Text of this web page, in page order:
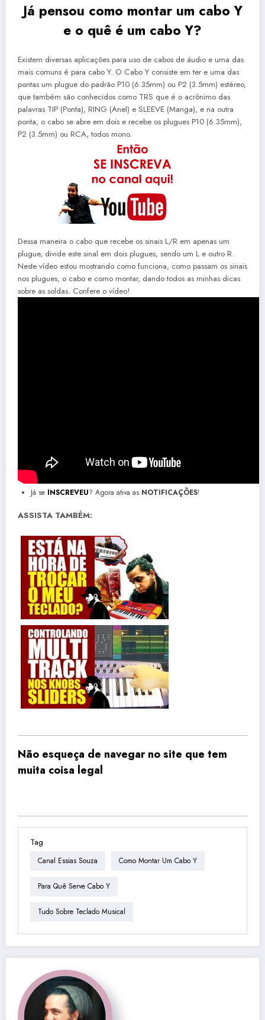
Já pensou como montar um cabo Y
e o quê é um cabo Y?
Existem diversas aplicações para uso de cabos de áudio e uma das
mais comuns é para cabo Y. O Cabo Y consiste em ter e uma das
pontas um plugue do padrão P10 (6.35mm) ou P2 (3.5mm) estéreo,
que também são conhecidos como TRS que é o acrônimo das
palavras TIP (Ponta), RING (Anel) e SLEEVE (Manga), e na outra
ponta, o cabo se abre em dois e recebe os plugues P10 (6.35mm),
P2 (3.5mm) ou RCA, todos mono.
Dessa maneira o cabo que recebe os sinais L/R em apenas um
plugue, divide este sinal em dois plugues, sendo um L e outro R.
Neste vídeo estou mostrando como funciona, como passam os sinais
nos plugues, o cabo e como montar, dando todos as minhas dicas
sobre as soldas. Confere o vídeo!
Já se INSCREVEU? Agora ativa as NOTIFICAÇÕES!
ASSISTA TAMBÉM:
Não esqueça de navegar no site que tem
muita coisa legal
Tag
Canal Essias Souza Como Montar Um Cabo Y
Para Quê Serve Cabo Y
Tudo Sobre Teclado Musical